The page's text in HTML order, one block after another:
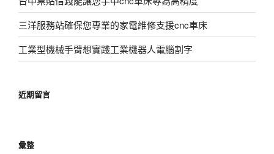
三洋服務站確保您專業的家電維修支援cnc車床
工業型機械手臂想實踐工業機器人電腦割字
近期留言
彙整